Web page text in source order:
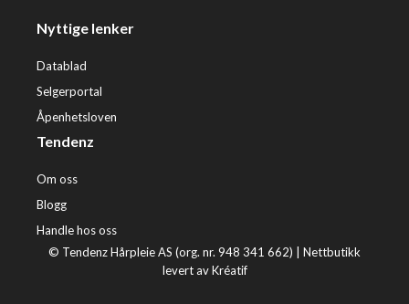
Nyttige lenker
Datablad
Selgerportal
Åpenhetsloven
Tendenz
Om oss
Blogg
Handle hos oss
© Tendenz Hårpleie AS (org. nr. 948 341 662) | Nettbutikk
levert av Kréatif